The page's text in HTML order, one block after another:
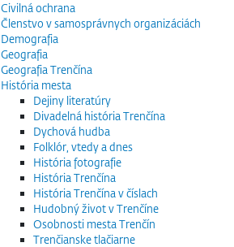
Civilná ochrana
Členstvo v samosprávnych organizáciách
Demografia
Geografia
Geografia Trenčína
História mesta
Dejiny literatúry
Divadelná história Trenčína
Dychová hudba
Folklór, vtedy a dnes
História fotografie
História Trenčína
História Trenčína v číslach
Hudobný život v Trenčíne
Osobnosti mesta Trenčín
Trenčianske tlačiarne